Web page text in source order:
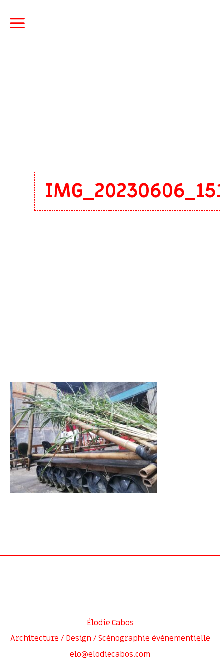
Élodie Cabos
Architecture / Design / Scénographie événementielle
elo@elodiecabos.com